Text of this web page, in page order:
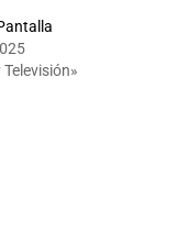
Televisión»